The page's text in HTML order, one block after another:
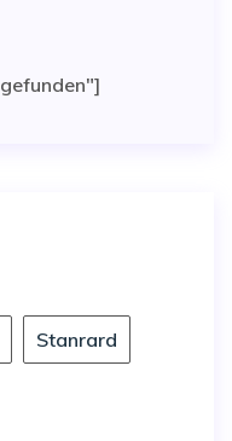
Stanrard